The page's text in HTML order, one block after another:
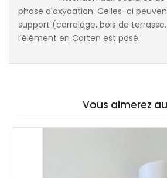
phase d'oxydation. Celles-ci
support (carrelage, bois de
l'élément en Corten est posé.
Vous aimerez